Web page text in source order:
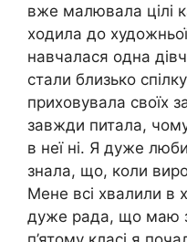
вже малювала цілі
ходила до
навчалася одна
стали близько
приховувала своїх
завжди питала,
в неї ні. Я дуже
знала, що, коли
Мене всі хвалили в
дуже рада, що маю